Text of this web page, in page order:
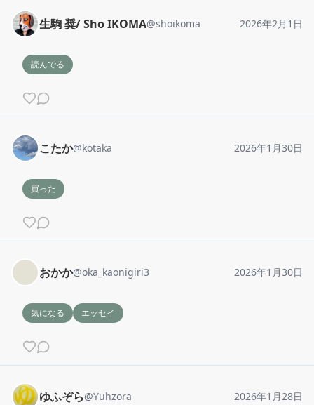
生駒 奨/ Sho IKOMA@shoikoma 2026年2月1日
読んでる
こたか@kotaka 2026年1月30日
買った
おかか@oka_kaonigiri3 2026年1月30日
気になる エッセイ
ゆふぞら@Yuhzora 2026年1月28日